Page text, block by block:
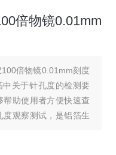
倍物镜0.01mm
倍物镜0.01mm刻度
中关于针孔度的检测要
助使用者方便快速查
观察测试，是铝箔生